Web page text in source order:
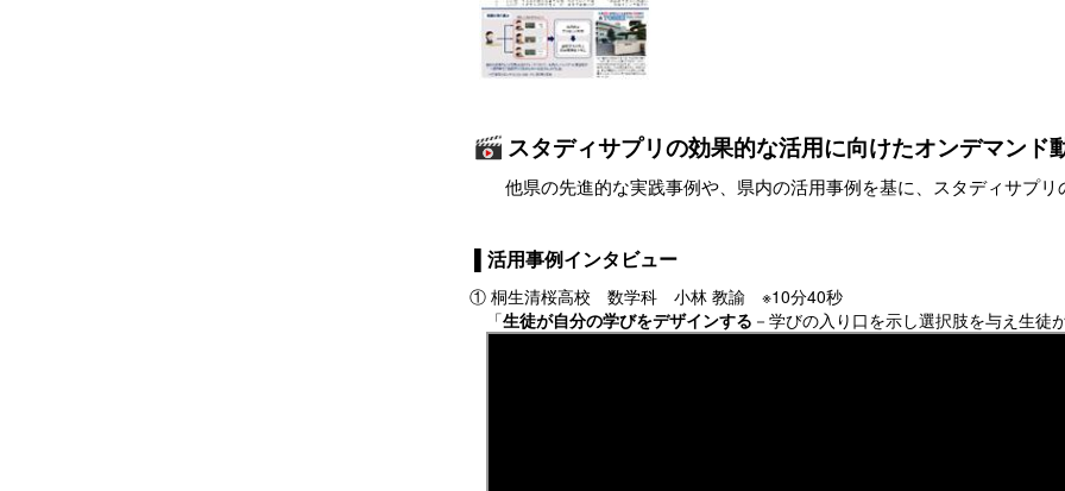
スタディサプリの効果的な活用に向けたオンデマンド
他県の先進的な実践事例や、県内の活用事例を基に、スタディサプリ
▌活用事例インタビュー
① 桐生清桜高校 数学科 小林 教諭 ※10分40秒
「生徒が自分の学びをデザインする －学びの入り口を示し選択肢を与え生徒